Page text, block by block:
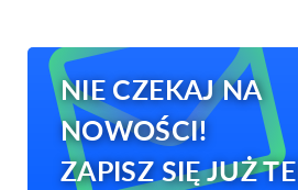
NIE CZEKAJ NA
NOWOŚCI!
ZAPISZ SIĘ JUŻ